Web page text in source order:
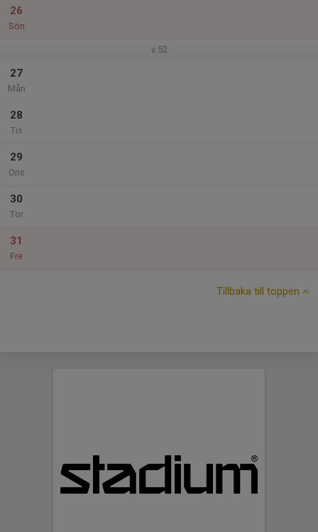
26
Sön
v.52
27
Mån
28
Tis
29
Ons
30
Tor
31
Fre
Tillbaka till toppen